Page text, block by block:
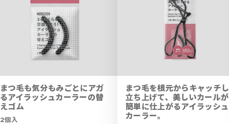
まつ毛も気分もみごとにアガ
るアイラッシュカーラーの替
えゴム
2個入
まつ毛を根元からキャッチし
立ち上げて、美しいカールが
簡単に仕上がるアイラッシュ
カーラー。